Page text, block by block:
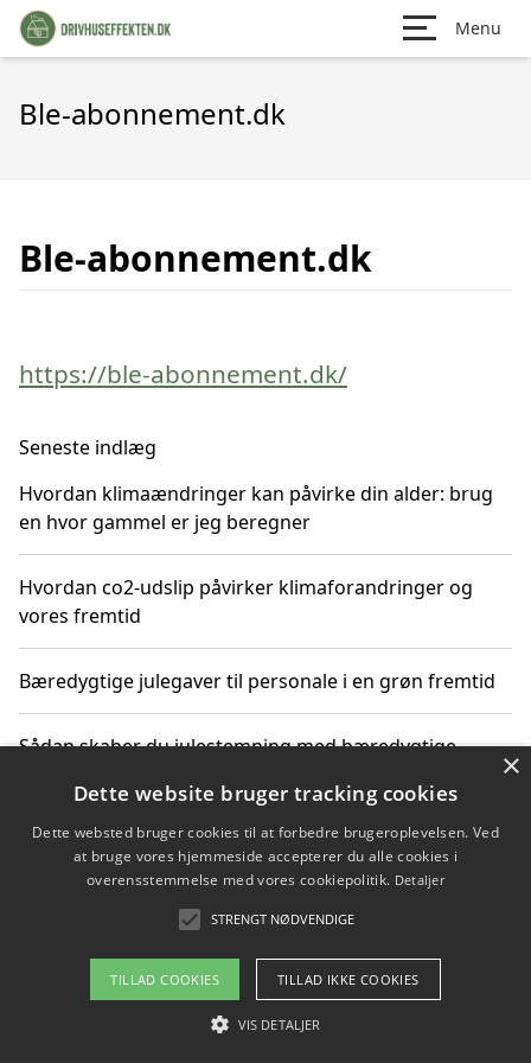
Menu
Ble-abonnement.dk
Ble-abonnement.dk
https://ble-abonnement.dk/
Seneste indlæg
Hvordan klimaændringer kan påvirke din alder: brug
en hvor gammel er jeg beregner
Hvordan co2-udslip påvirker klimaforandringer og
vores fremtid
Bæredygtige julegaver til personale i en grøn fremtid
Sådan skaber du julestemning med bæredygtige
Sådan skaber du et bæredygtigt hjem med familien i
Copyright 2026 - Pilanto Aps
Om / kontakt
×
Dette website bruger tracking cookies
Dette websted bruger cookies til at forbedre brugeroplevelsen. Ved
at bruge vores hjemmeside accepterer du alle cookies i
overensstemmelse med vores cookiepolitik. Detaljer
STRENGT NØDVENDIGE
TILLAD COOKIES TILLAD IKKE COOKIES
VIS DETALJER